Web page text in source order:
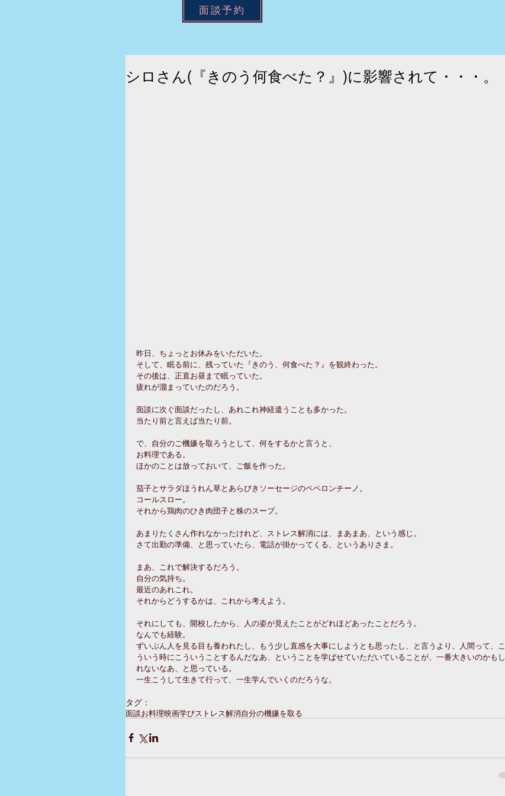
面談予約
シロさん(『きのう何食べた？』)に影響されて・・・。
昨日、ちょっとお休みをいただいた。
そして、眠る前に、残っていた『きのう、何食べた？』を観終わった。
その後は、正直お昼まで眠っていた。
疲れが溜まっていたのだろう。
面談に次ぐ面談だったし、あれこれ神経遣うことも多かった。
当たり前と言えば当たり前。
で、自分のご機嫌を取ろうとして、何をするかと言うと、
お料理である。
ほかのことは放っておいて、ご飯を作った。
茄子とサラダほうれん草とあらびきソーセージのペペロンチーノ。
コールスロー。
それから鶏肉のひき肉団子と株のスープ。
あまりたくさん作れなかったけれど、ストレス解消には、まあまあ、という感じ。
さて出勤の準備、と思っていたら、電話が掛かってくる、というありさま。
まあ、これで解決するだろう。
自分の気持ち。
最近のあれこれ。
それからどうするかは、これから考えよう。
それにしても、開校したから、人の姿が見えたことがどれほどあったことだろう。
なんでも経験。
ずいぶん人を見る目も養われたし、もう少し直感を大事にしようとも思ったし、と言うより、人間って、こ
ういう時にこういうことするんだなあ、ということを学ばせていただいていることが、一番大きいのかもし
れないなあ、と思っている。
一生こうして生きて行って、一生学んでいくのだろうな。
タグ：
面談お料理映画学びストレス解消自分の機嫌を取る